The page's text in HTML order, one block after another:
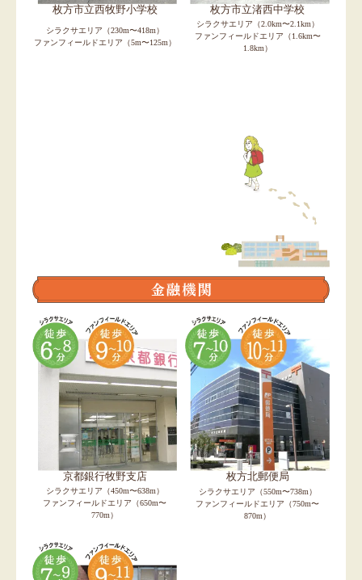
枚方市立西牧野小学校
シラクサエリア（230m〜418m）
ファンフィールドエリア（5m〜125m）
枚方市立渚西中学校
シラクサエリア（2.0km〜2.1km）
ファンフィールドエリア（1.6km〜
1.8km）
京都銀行牧野支店
シラクサエリア（450m〜638m）
ファンフィールドエリア（650m〜
770m）
枚方北郵便局
シラクサエリア（550m〜738m）
ファンフィールドエリア（750m〜
870m）